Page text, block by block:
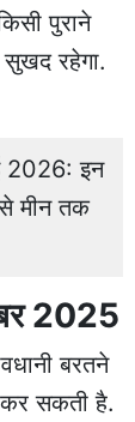
पुराने
सुखद रहेगा.
2026: इन
मीन तक
2025
बरतने
सकती है.